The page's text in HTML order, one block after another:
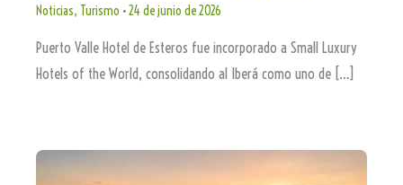
Noticias, Turismo •24 de junio de 2026
Puerto Valle Hotel de Esteros fue incorporado a Small Luxury
Hotels of the World, consolidando al Iberá como uno de […]